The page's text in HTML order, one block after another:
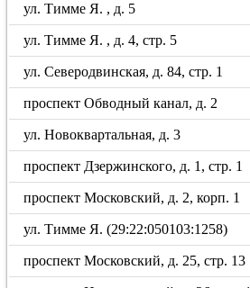
ул. Тимме Я. , д. 5
ул. Тимме Я. , д. 4, стр. 5
ул. Северодвинская, д. 84, стр. 1
проспект Обводный канал, д. 2
ул. Новоквартальная, д. 3
проспект Дзержинского, д. 1, стр. 1
проспект Московский, д. 2, корп. 1
ул. Тимме Я. (29:22:050103:1258)
проспект Московский, д. 25, стр. 13